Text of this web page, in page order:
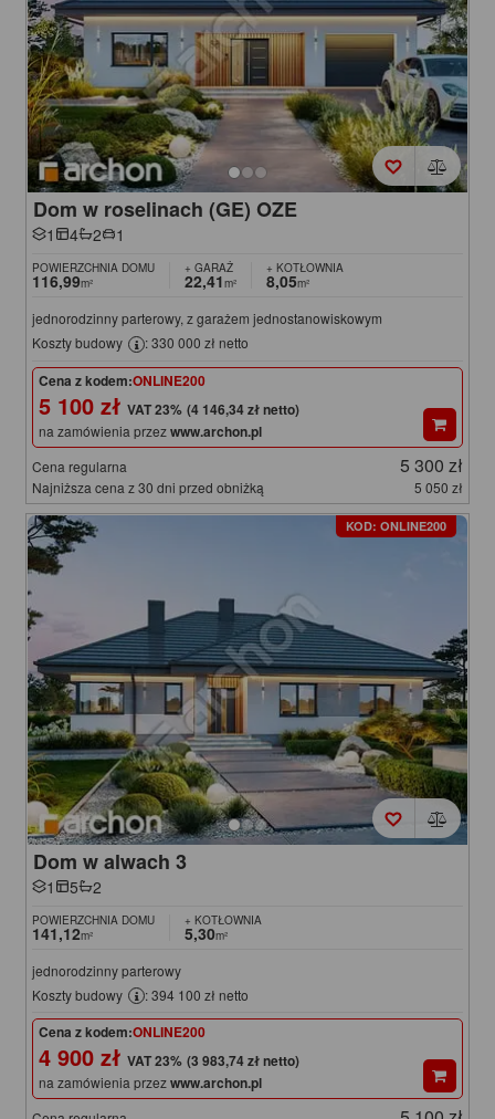
Dom w roselinach (GE) OZE
1 4 2 1
POWIERZCHNIA DOMU
116,99m²
+ GARAŻ
22,41m²
+ KOTŁOWNIA
8,05m²
jednorodzinny parterowy, z garażem jednostanowiskowym
Koszty budowy
: 330 000 zł netto
Cena z kodem:ONLINE200
5 100 zł (4 146,34 zł netto)
na zamówienia przezwww.archon.pl
Cena regularna 5 300 zł
Najniższa cena z 30 dni przed obniżką 5 050 zł
KOD: ONLINE200
Dom w alwach 3
1 5 2
POWIERZCHNIA DOMU
141,12m²
+ KOTŁOWNIA
5,30m²
jednorodzinny parterowy
Koszty budowy
: 394 100 zł netto
Cena z kodem:ONLINE200
4 900 zł (3 983,74 zł netto)
na zamówienia przezwww.archon.pl